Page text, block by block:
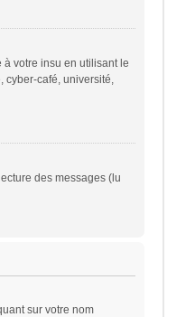
votre insu en utilisant le
cyber-café, université,
des messages (lu
sur votre nom